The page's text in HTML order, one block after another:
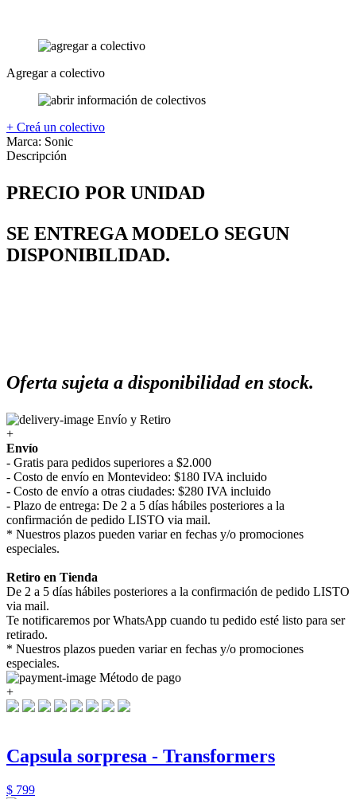
Agregar a colectivo
+ Creá un colectivo
Marca: Sonic
Descripción
PRECIO POR UNIDAD
SE ENTREGA MODELO SEGUN
DISPONIBILIDAD.
Oferta sujeta a disponibilidad en stock.
Envío y Retiro
+
Envío
- Gratis para pedidos superiores a $2.000
- Costo de envío en Montevideo: $180 IVA incluido
- Costo de envío a otras ciudades: $280 IVA incluido
- Plazo de entrega: De 2 a 5 días hábiles posteriores a la
confirmación de pedido LISTO via mail.
* Nuestros plazos pueden variar en fechas y/o promociones
especiales.
Retiro en Tienda
De 2 a 5 días hábiles posteriores a la confirmación de pedido LISTO
via mail.
Te notificaremos por WhatsApp cuando tu pedido esté listo para ser
retirado.
* Nuestros plazos pueden variar en fechas y/o promociones
especiales.
Método de pago
+
Capsula sorpresa - Transformers
$ 799